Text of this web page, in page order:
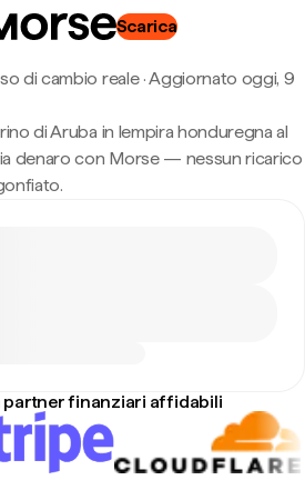
Scarica
di cambio reale·Aggiornato oggi, 9
di Aruba in lempira honduregna al
denaro con Morse — nessun ricarico
partner finanziari affidabili